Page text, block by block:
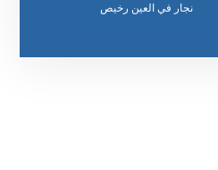
نجار في العين رخيص